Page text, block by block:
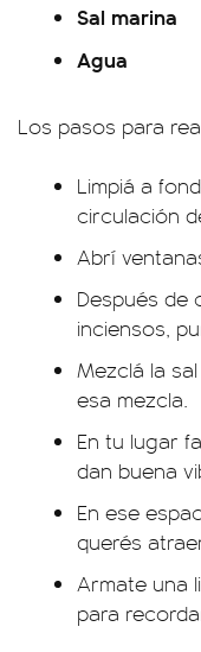
Sal marina
Agua
Los pasos para
Limpiá a
circulación
Abrí
Después de
inciensos,
Mezclá la
esa mezcla.
En tu lugar
dan buena
En ese
querés
Armate una
para